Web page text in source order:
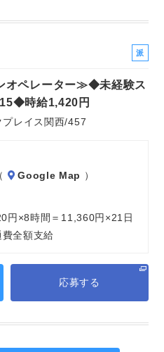
派
社
オペレーター≫◆未経験ス
時給1,420円
レイス関西/457
Google Map ）
円×8時間＝11,360円×21日
全額支給
応募する